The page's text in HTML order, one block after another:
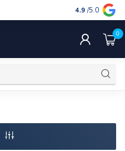
gratis
4.9 /5.0
0